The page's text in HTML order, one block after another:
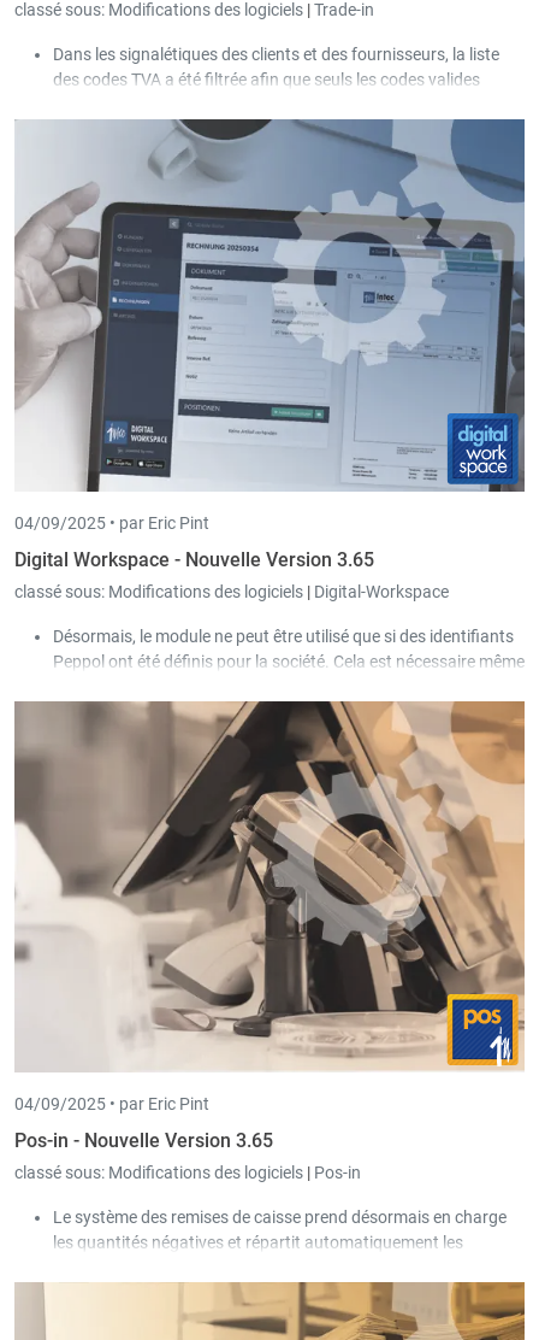
classé sous: Modifications des logiciels |Trade-in
Dans les signalétiques des clients et des fournisseurs, la liste
des codes TVA a été filtrée afin que seuls les codes valides
L’envoi Peppol prend désormais également en charge les
factures avec escompte selon le système belge.
Dans l’écran de saisie des documents clients et fournisseurs, la
liste des codes TVA a été filtrée afin que seuls les codes valides
soient sélectionnables.
04/09/2025 • par Eric Pint
Digital Workspace - Nouvelle Version 3.65
classé sous: Modifications des logiciels | Digital-Workspace
Désormais, le module ne peut être utilisé que si des identifiants
Peppol ont été définis pour la société. Cela est nécessaire même
au moyen de ces identifiants. Si aucun identifiant Peppol n’est
enregistré, il ne sera plus possible de clôturer et d’envoyer des
module de facturationdevient désormais le module Ventes.
En plus des factures, il est maintenant possible de créer des
devis/offres, des commandes et des bons de livraison.
Dans le menu principal, un point de menu apparaît
désormais pour chaque type de document, permettant de
visualiser et de créer de nouveaux documents de ce type
(par ex. les devis/offres).
04/09/2025 • par Eric Pint
Pos-in - Nouvelle Version 3.65
classé sous: Modifications des logiciels | Pos-in
Le système des remises de caisse prend désormais en charge
les quantités négatives et répartit automatiquement les
L'interface Servipay est désormais prise en charge dans sa